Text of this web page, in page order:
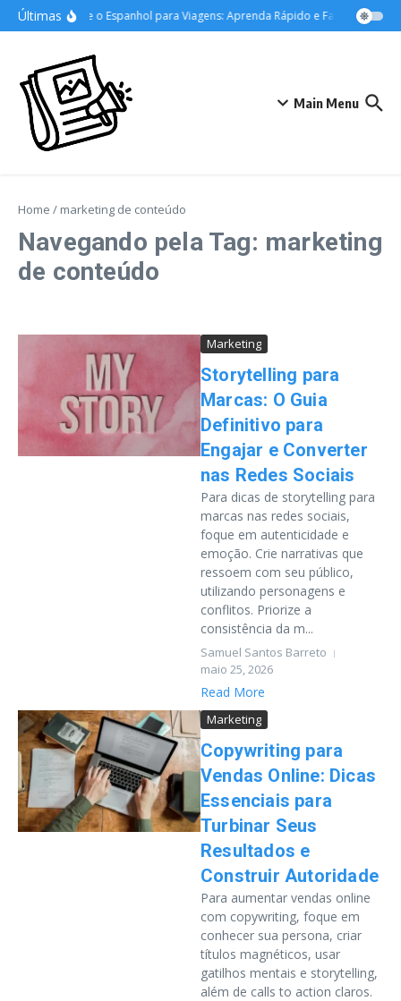
Ir para o conteúdo
ÚltimasDomine o Espanhol para Viagens: Aprenda Rápido e Fale com
Main Menu
Home / marketing de conteúdo
Navegando pela Tag: marketing
de conteúdo
Marketing
Storytelling para
Marcas: O Guia
Definitivo para
Engajar e Converter
nas Redes Sociais
Para dicas de storytelling para
marcas nas redes sociais,
foque em autenticidade e
emoção. Crie narrativas que
ressoem com seu público,
utilizando personagens e
conflitos. Priorize a
consistência da m...
Samuel Santos Barreto
maio 25, 2026
Read More
Marketing
Copywriting para
Vendas Online: Dicas
Essenciais para
Turbinar Seus
Resultados e
Construir Autoridade
Para aumentar vendas online
com copywriting, foque em
conhecer sua persona, criar
títulos magnéticos, usar
gatilhos mentais e storytelling,
além de calls to action claros.